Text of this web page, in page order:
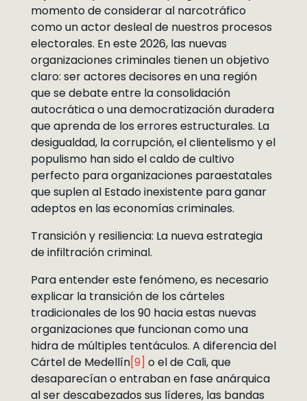
momento de considerar al narcotráfico
como un actor desleal de nuestros procesos
electorales. En este 2026, las nuevas
organizaciones criminales tienen un objetivo
claro: ser actores decisores en una región
que se debate entre la consolidación
autocrática o una democratización duradera
que aprenda de los errores estructurales. La
desigualdad, la corrupción, el clientelismo y el
populismo han sido el caldo de cultivo
perfecto para organizaciones paraestatales
que suplen al Estado inexistente para ganar
adeptos en las economías criminales.
Transición y resiliencia: La nueva estrategia
de infiltración criminal.
Para entender este fenómeno, es necesario
explicar la transición de los cárteles
tradicionales de los 90 hacia estas nuevas
organizaciones que funcionan como una
hidra de múltiples tentáculos. A diferencia del
Cártel de Medellín[9] o el de Cali, que
desaparecían o entraban en fase anárquica
al ser descabezados sus líderes, las bandas